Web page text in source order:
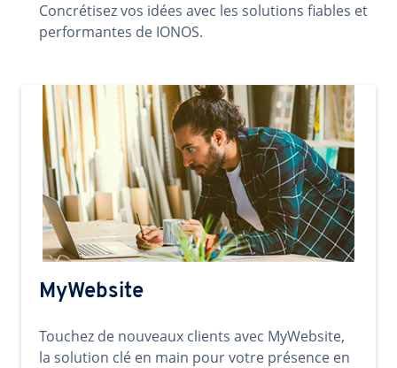
Concrétisez vos idées avec les solutions fiables et
performantes de IONOS.
MyWebsite
Touchez de nouveaux clients avec MyWebsite,
la solution clé en main pour votre présence en